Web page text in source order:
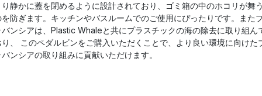
り静かに蓋を閉めるように設計されており、ゴミ箱の中のホコリが舞う
を防ぎます。キッチンやバスルームでのご使用にぴったりです。また
バンシアは、Plastic Whaleと共にプラスチックの海の除去に取り組ん
り、 このペダルビンをご購入いただくことで、より良い環境に向けた
ンシアの取り組みに貢献いただけます。